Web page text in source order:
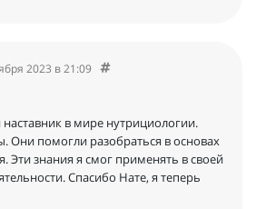
2023 в 21:09
в мире нутрициологии.
Они помогли разобраться в основах
Эти знания я смог применять в своей
Спасибо Нате, я теперь